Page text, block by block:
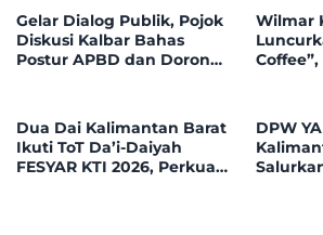
Bidding
Gelar Dialog Publik, Pojok
Diskusi Kalbar Bahas
Postur APBD dan Dorong
Pusat
Wilmar
Dua Dai Kalimantan Barat
Ikuti ToT Da’i-Daiyah
FESYAR KTI 2026, Perkuat
DPW